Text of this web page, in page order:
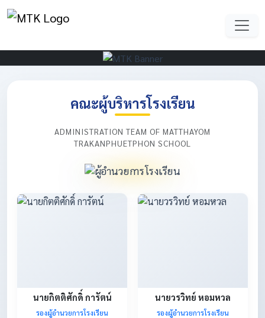
คณะผู้บริหารโรงเรียน
ADMINISTRATION TEAM OF MATTHAYOM
TRAKANPHUETPHON SCHOOL
นายกิตติศักดิ์ การัตน์
รองผู้อำนวยการโรงเรียน
นายวรวิทย์ หอมหวล
รองผู้อำนวยการโรงเรียน